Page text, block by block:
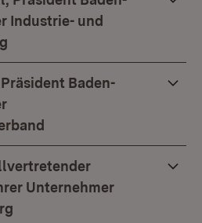
Industrie- und
Baden-
Unternehmer